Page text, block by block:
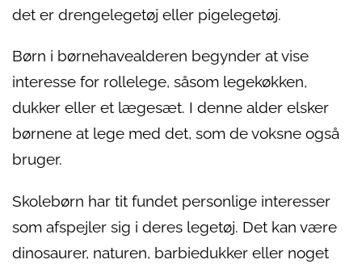
det er drengelegetøj eller pigelegetøj.
Børn i børnehavealderen begynder at vise
interesse for rollelege, såsom legekøkken,
dukker eller et lægesæt. I denne alder elsker
børnene at lege med det, som de voksne også
bruger.
Skolebørn har tit fundet personlige interesser
som afspejler sig i deres legetøj. Det kan være
dinosaurer, naturen, barbiedukker eller noget